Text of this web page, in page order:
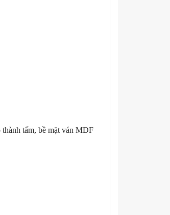
tấm, bề mặt ván MDF